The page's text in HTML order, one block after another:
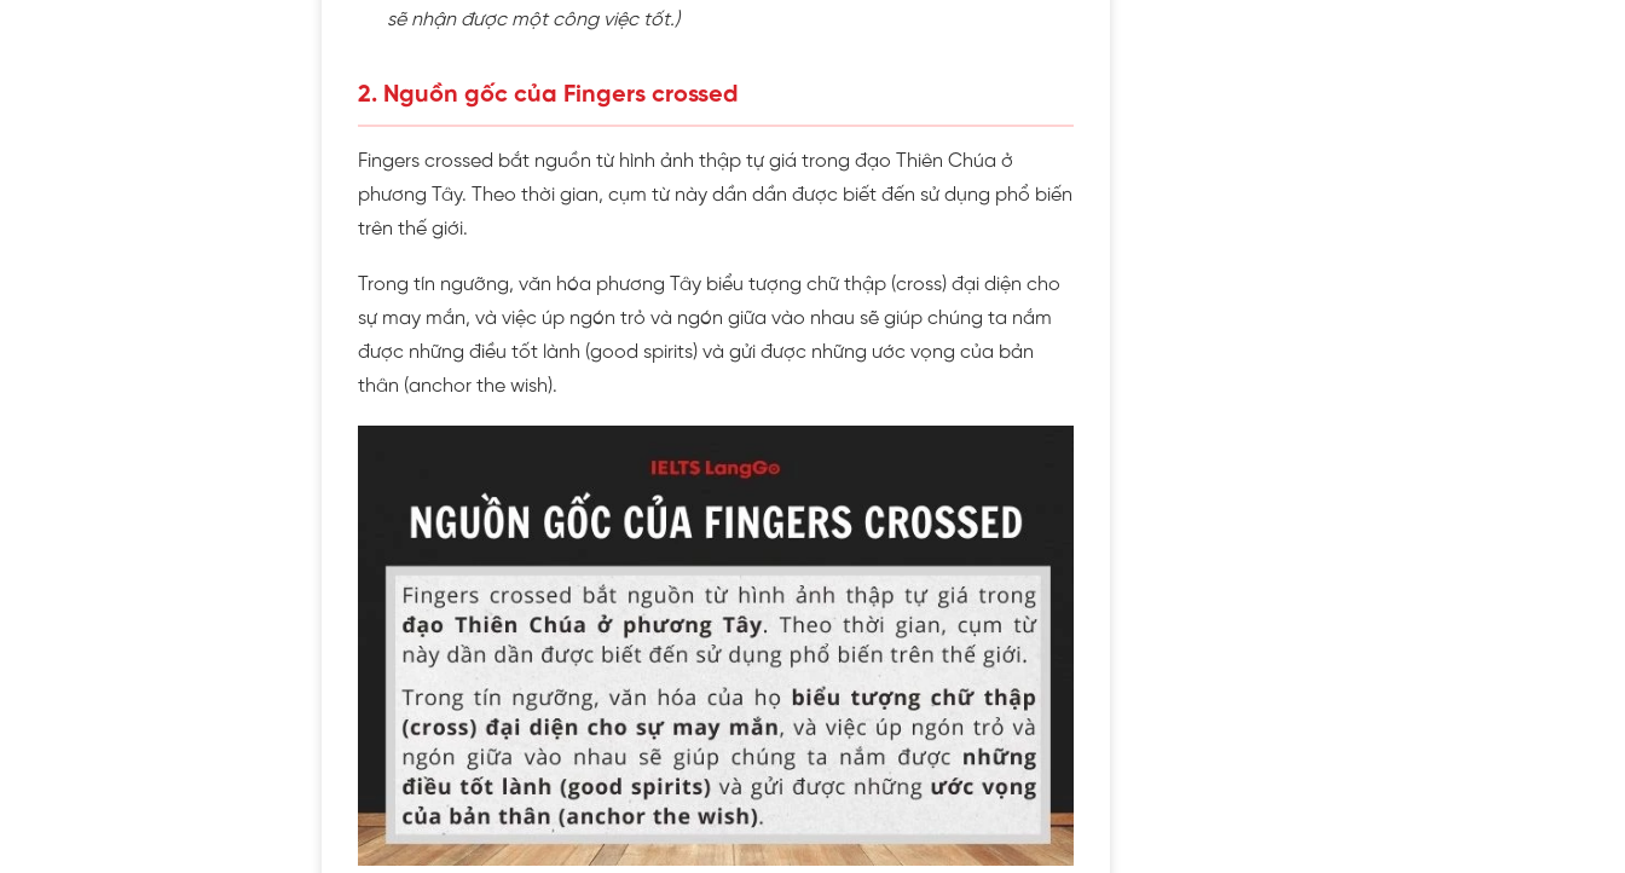
sẽ nhận được một công việc tốt.)
2. Nguồn gốc của Fingers crossed
Fingers crossed bắt nguồn từ hình ảnh thập tự giá trong đạo Thiên Chúa ở
phương Tây. Theo thời gian, cụm từ này dần dần được biết đến sử dụng phổ biến
trên thế giới.
Trong tín ngưỡng, văn hóa phương Tây biểu tượng chữ thập (cross) đại diện cho
sự may mắn, và việc úp ngón trỏ và ngón giữa vào nhau sẽ giúp chúng ta nắm
được những điều tốt lành (good spirits) và gửi được những ước vọng của bản
thân (anchor the wish).